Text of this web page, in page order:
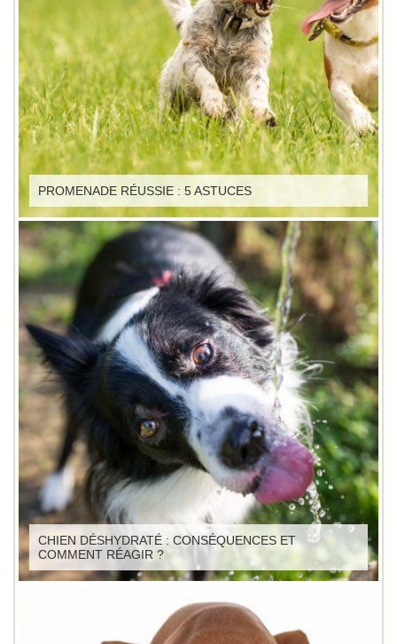
PROMENADE RÉUSSIE : 5 ASTUCES
CHIEN DÉSHYDRATÉ : CONSÉQUENCES ET
COMMENT RÉAGIR ?